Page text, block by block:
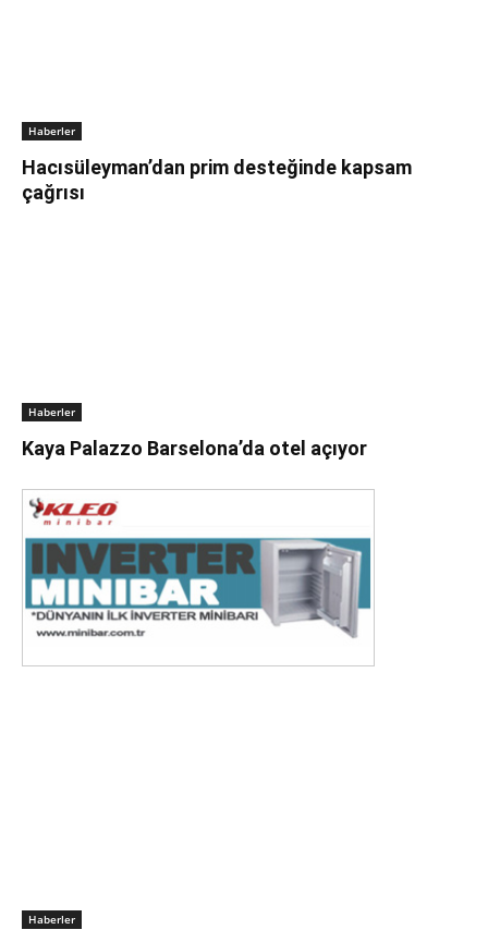
Haberler
Hacısüleyman’dan prim desteğinde kapsam
çağrısı
Haberler
Kaya Palazzo Barselona’da otel açıyor
Haberler